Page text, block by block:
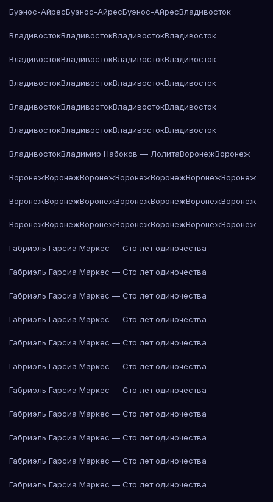
Буэнос-АйресБуэнос-АйресБуэнос-АйресВладивосток
ВладивостокВладивостокВладивостокВладивосток
ВладивостокВладивостокВладивостокВладивосток
ВладивостокВладивостокВладивостокВладивосток
ВладивостокВладивостокВладивостокВладивосток
ВладивостокВладивостокВладивостокВладивосток
ВладивостокВладимир Набоков — ЛолитаВоронежВоронеж
ВоронежВоронежВоронежВоронежВоронежВоронежВоронеж
ВоронежВоронежВоронежВоронежВоронежВоронежВоронеж
ВоронежВоронежВоронежВоронежВоронежВоронежВоронеж
Габриэль Гарсиа Маркес — Сто лет одиночества
Габриэль Гарсиа Маркес — Сто лет одиночества
Габриэль Гарсиа Маркес — Сто лет одиночества
Габриэль Гарсиа Маркес — Сто лет одиночества
Габриэль Гарсиа Маркес — Сто лет одиночества
Габриэль Гарсиа Маркес — Сто лет одиночества
Габриэль Гарсиа Маркес — Сто лет одиночества
Габриэль Гарсиа Маркес — Сто лет одиночества
Габриэль Гарсиа Маркес — Сто лет одиночества
Габриэль Гарсиа Маркес — Сто лет одиночества
Габриэль Гарсиа Маркес — Сто лет одиночества